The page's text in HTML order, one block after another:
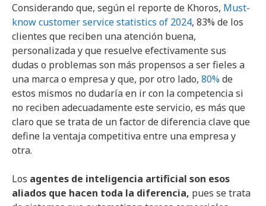
Considerando que, según el reporte de Khoros, Must-
know customer service statistics of 2024, 83% de los
clientes que reciben una atención buena,
personalizada y que resuelve efectivamente sus
dudas o problemas son más propensos a ser fieles a
una marca o empresa y que, por otro lado, 80% de
estos mismos no dudaría en ir con la competencia si
no reciben adecuadamente este servicio, es más que
claro que se trata de un factor de diferencia clave que
define la ventaja competitiva entre una empresa y
otra.
Los agentes de inteligencia artificial son esos
aliados que hacen toda la diferencia, pues se trata